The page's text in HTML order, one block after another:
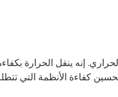
إنه ينقل الحرارة
تحسين كفاءة الأنظمة التي